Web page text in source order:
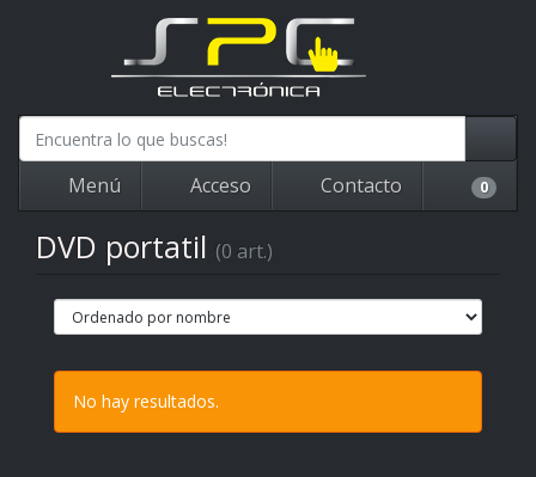
Menú Acceso Contacto 0
DVD portatil (0 art.)
No hay resultados.